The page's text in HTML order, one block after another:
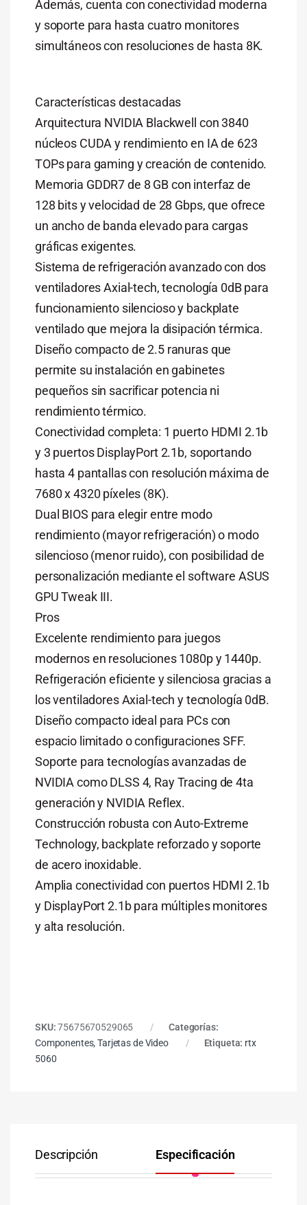
Además, cuenta con conectividad moderna
y soporte para hasta cuatro monitores
simultáneos con resoluciones de hasta 8K.
Características destacadas
Arquitectura NVIDIA Blackwell con 3840
núcleos CUDA y rendimiento en IA de 623
TOPs para gaming y creación de contenido.
Memoria GDDR7 de 8 GB con interfaz de
128 bits y velocidad de 28 Gbps, que ofrece
un ancho de banda elevado para cargas
gráficas exigentes.
Sistema de refrigeración avanzado con dos
ventiladores Axial-tech, tecnología 0dB para
funcionamiento silencioso y backplate
ventilado que mejora la disipación térmica.
Diseño compacto de 2.5 ranuras que
permite su instalación en gabinetes
pequeños sin sacrificar potencia ni
rendimiento térmico.
Conectividad completa: 1 puerto HDMI 2.1b
y 3 puertos DisplayPort 2.1b, soportando
hasta 4 pantallas con resolución máxima de
7680 x 4320 píxeles (8K).
Dual BIOS para elegir entre modo
rendimiento (mayor refrigeración) o modo
silencioso (menor ruido), con posibilidad de
personalización mediante el software ASUS
GPU Tweak III.
Pros
Excelente rendimiento para juegos
modernos en resoluciones 1080p y 1440p.
Refrigeración eficiente y silenciosa gracias a
los ventiladores Axial-tech y tecnología 0dB.
Diseño compacto ideal para PCs con
espacio limitado o configuraciones SFF.
Soporte para tecnologías avanzadas de
NVIDIA como DLSS 4, Ray Tracing de 4ta
generación y NVIDIA Reflex.
Construcción robusta con Auto-Extreme
Technology, backplate reforzado y soporte
de acero inoxidable.
Amplia conectividad con puertos HDMI 2.1b
y DisplayPort 2.1b para múltiples monitores
y alta resolución.
SKU:75675670529065
Categorías:
Componentes,Tarjetas de Video Etiqueta: rtx
5060
Descripción Especificación